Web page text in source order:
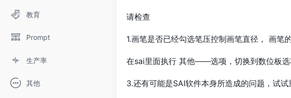
教育
Prompt
生产率
其他
请检查
1.画笔是否已经勾选笔压控制画笔直径， 画笔
在sai里面执行 其他——选项，切换到数位板选
3.还有可能是SAI软件本身所造成的问题，试